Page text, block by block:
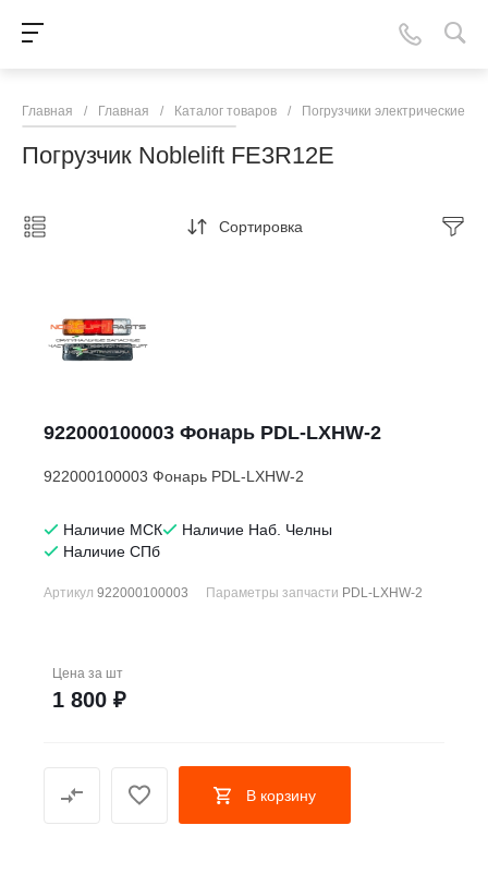
Главная / Главная / Каталог товаров / Погрузчики электрические
Погрузчик Noblelift FE3R12E
Сортировка
922000100003 Фонарь PDL-LXHW-2
922000100003 Фонарь PDL-LXHW-2
Наличие МСК
Наличие Наб. Челны
Наличие СПб
Артикул 922000100003 Параметры запчасти PDL-LXHW-2
Цена за шт
1 800 ₽
В корзину